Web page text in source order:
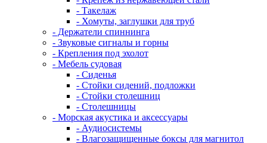
- Такелаж
- Хомуты, заглушки для труб
- Держатели спиннинга
- Звуковые сигналы и горны
- Крепления под эхолот
- Мебель судовая
- Сиденья
- Стойки сидений, подложки
- Стойки столешниц
- Столешницы
- Морская акустика и аксессуары
- Аудиосистемы
- Влагозащищенные боксы для магнитол